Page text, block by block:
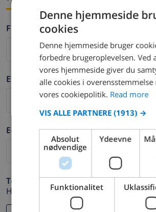
Fornavn *
Efternavn *
E-mail *
Telefon *
Hvis din e-mail adresse ikke fungerer
Denne hjemmeside
cookies
Denne hjemmeside bruger
forbedre brugeroplevelsen. Ved
vores hjemmeside giver du
alle cookies i overensstemmelse
vores cookiepolitik. Read more
VIS ALLE PARTNERE (1913) →
Absolut
nødvendige
Ydeevne
Funktionalitet